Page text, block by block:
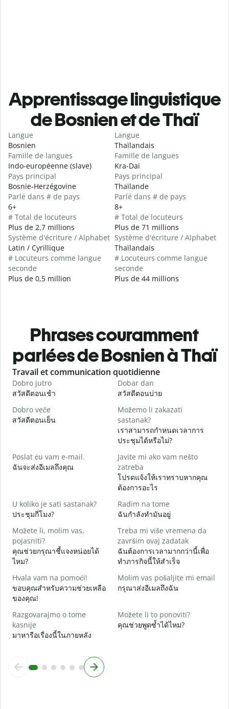
Apprentissage linguistique
de Bosnien et de Thaï
Langue
Bosnien
Famille de langues
Indo-européenne (slave)
Pays principal
Bosnie-Herzégovine
Parlé dans # de pays
6+
# Total de locuteurs
Plus de 2,7 millions
Système d'écriture / Alphabet
Latin / Cyrillique
# Locuteurs comme langue
seconde
Plus de 0,5 million
Langue
Thaïlandais
Famille de langues
Kra-Dai
Pays principal
Thaïlande
Parlé dans # de pays
8+
# Total de locuteurs
Plus de 71 millions
Système d'écriture / Alphabet
Thaïlandais
# Locuteurs comme langue
seconde
Plus de 44 millions
Phrases couramment
parlées de Bosnien à Thaï
Slide 1 of 6
Travail et communication quotidienne
Dobro jutro
สวัสดีตอนเช้า
Dobar dan
สวัสดีตอนบ่าย
Dobro veče
สวัสดีตอนเย็น
Možemo li zakazati
sastanak?
เราสามารถกำหนดเวลาการ
ประชุมได้หรือไม่?
Poslat ću vam e-mail.
ฉันจะส่งอีเมลถึงคุณ
Javite mi ako vam nešto
zatreba
โปรดแจ้งให้เราทราบหากคุณ
ต้องการอะไร
U koliko je sati sastanak?
ประชุมกี่โมง?
Radim na tome
ฉันกำลังทำมันอยู่
Možete li, molim vas,
pojasniti?
คุณช่วยกรุณาชี้แจงหน่อยได้
ไหม?
Treba mi više vremena da
završim ovaj zadatak
ฉันต้องการเวลามากกว่านี้เพื่อ
ทำภารกิจนี้ให้สำเร็จ
Hvala vam na pomoći!
ขอบคุณสำหรับความช่วยเหลือ
ของคุณ!
Molim vas pošaljite mi email
กรุณาส่งอีเมลถึงฉัน
Razgovarajmo o tome
kasnije
มาหารือเรื่องนี้ในภายหลัง
Možete li to ponoviti?
คุณช่วยพูดซ้ำได้ไหม?